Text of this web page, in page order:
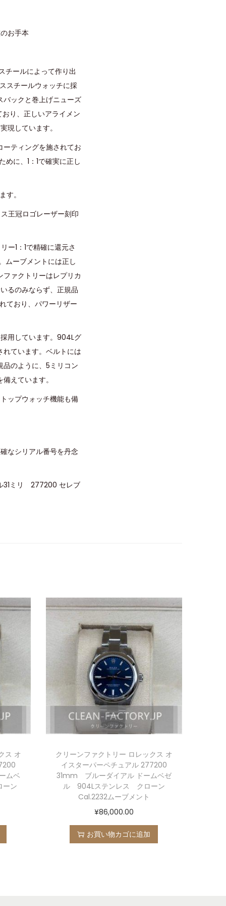
お手本
チールによって作り出
スチールウォッチに採
バックと巻上げニューズ
り、正しいアライメン
現しています。
ティングを施されてお
に、1：1で確実に正し
す。
王冠ロゴレーザー刻印
1：1で精確に還元さ
ムーブメントには正し
ファクトリーはレプリカ
るのみならず、正規品
ており、パワーリザー
用しています。904Lグ
ています。ベルトには
品のように、5ミリコン
えています。
ップウォッチ機能も備
なシリアル番号を丹念
31ミリ 277200 セレブ
ス オ
ムベ
ン
クリーンファクトリー ロレックス オ
イスターパーペチュアル 277200
31mm ブルーダイアル ドームベゼ
ル 904Lステンレス クローン
Cal.2232ムーブメント
¥86,000.00
お買い物カゴに追加